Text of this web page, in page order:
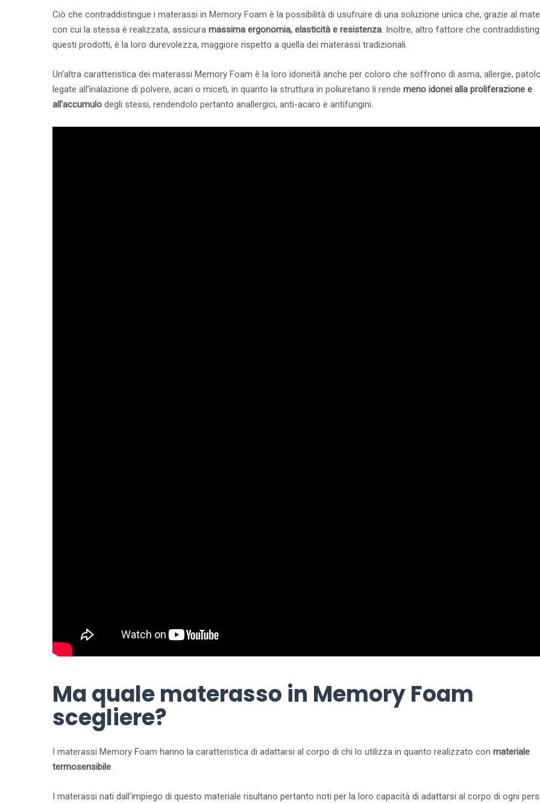
Ciò che contraddistingue i materassi in Memory Foam è la possibilità di usufruire di una soluzione unica che, grazie al
con cui la stessa è realizzata, assicura massima ergonomia, elasticità e resistenza. Inoltre, altro fattore che
questi prodotti, è la loro durevolezza, maggiore rispetto a quella dei materassi tradizionali.
Un’altra caratteristica dei materassi Memory Foam è la loro idoneità anche per coloro che soffrono di asma, allergie,
legate all’inalazione di polvere, acari o miceti, in quanto la struttura in poliuretano li rende meno idonei alla proliferazione e
all’accumulo degli stessi, rendendolo pertanto anallergici, anti-acaro e antifungini.
Ma quale materasso in Memory Foam
scegliere?
I materassi Memory Foam hanno la caratteristica di adattarsi al corpo di chi lo utilizza in quanto realizzato con materiale
termosensibile.
I materassi nati dall’impiego di questo materiale risultano pertanto noti per la loro capacità di adattarsi al corpo di ogni